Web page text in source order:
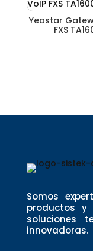
Yeastar
FXS
Somos
productos y
soluciones
innovadoras.